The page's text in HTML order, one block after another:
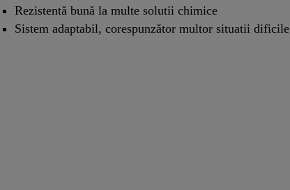
Rezistentă bună la multe solutii chimice
Sistem adaptabil, corespunzător multor situatii dificile